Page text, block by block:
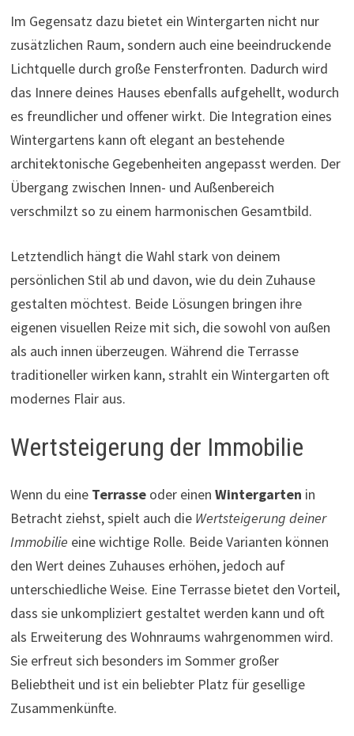
Im Gegensatz dazu bietet ein Wintergarten nicht nur
zusätzlichen Raum, sondern auch eine beeindruckende
Lichtquelle durch große Fensterfronten. Dadurch wird
das Innere deines Hauses ebenfalls aufgehellt, wodurch
es freundlicher und offener wirkt. Die Integration eines
Wintergartens kann oft elegant an bestehende
architektonische Gegebenheiten angepasst werden. Der
Übergang zwischen Innen- und Außenbereich
verschmilzt so zu einem harmonischen Gesamtbild.
Letztendlich hängt die Wahl stark von deinem
persönlichen Stil ab und davon, wie du dein Zuhause
gestalten möchtest. Beide Lösungen bringen ihre
eigenen visuellen Reize mit sich, die sowohl von außen
als auch innen überzeugen. Während die Terrasse
traditioneller wirken kann, strahlt ein Wintergarten oft
modernes Flair aus.
Wertsteigerung der Immobilie
Wenn du eine Terrasseoder einen Wintergarten in
Betracht ziehst, spielt auch die Wertsteigerung deiner
Immobilie eine wichtige Rolle. Beide Varianten können
den Wert deines Zuhauses erhöhen, jedoch auf
unterschiedliche Weise. Eine Terrasse bietet den Vorteil,
dass sie unkompliziert gestaltet werden kann und oft
als Erweiterung des Wohnraums wahrgenommen wird.
Sie erfreut sich besonders im Sommer großer
Beliebtheit und ist ein beliebter Platz für gesellige
Zusammenkünfte.